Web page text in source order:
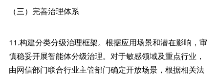
（三）完善治理体系
11.构建分类分级治理框架。根据应用场景和潜在影响，审
慎稳妥开展智能体分级治理。对于敏感领域及重点行业，
由网信部门联合行业主管部门确定开放场景，根据相关法